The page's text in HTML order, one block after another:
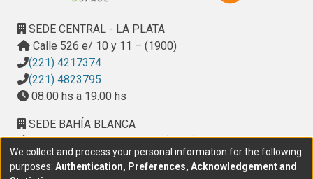
SEDE CENTRAL - LA PLATA
Calle 526 e/ 10 y 11 – (1900)
(221) 4217374
(221) 4823795
08.00 hs a 19.00 hs
SEDE BAHÍA BLANCA
Calle Ciudad de Cali 320 – (8000). Universidad
Provincial del Sudoeste (UPSO)
(291) 459 2550, interno 147
We collect and process your personal information for the following
purposes: Authentication, Preferences, Acknowledgement and